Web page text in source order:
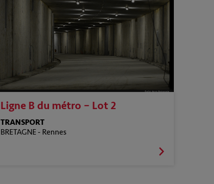
Ligne B du métro – Lot 2
TRANSPORT
BRETAGNE - Rennes